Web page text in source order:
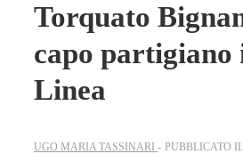
Torquato
capo partigiano
Linea
UGO MARIA TASSINARI PUBBLICATO IL